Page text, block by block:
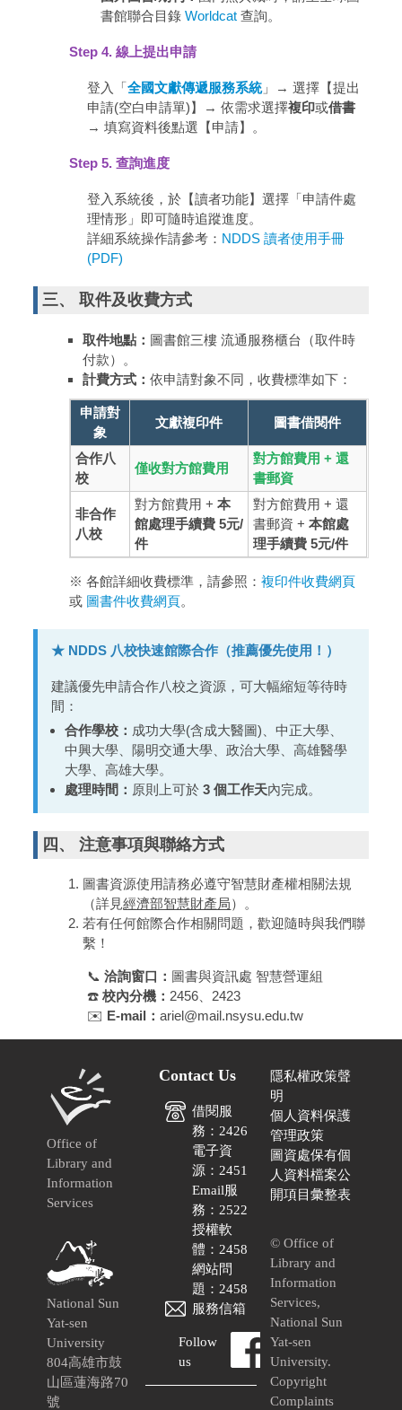
書館聯合目錄Worldcat 查詢。
Step 4. 線上提出申請
登入「全國文獻傳遞服務系統」→ 選擇【提出
申請(空白申請單)】→ 依需求選擇複印或借書
→ 填寫資料後點選【申請】。
Step 5. 查詢進度
登入系統後，於【讀者功能】選擇「申請件處
理情形」即可隨時追蹤進度。
詳細系統操作請參考： NDDS 讀者使用手冊
(PDF)
三、 取件及收費方式
取件地點： 圖書館三樓 流通服務櫃台（取件時
付款）。
計費方式：依申請對象不同，收費標準如下：
申請對
象
文獻複印件 圖書借閱件
合作八
校
僅收對方館費用
對方館費用 + 還
書郵資
非合作
八校
對方館費用 +本
館處理手續費 5元/
件
對方館費用 + 還
書郵資 +本館處
理手續費 5元/件
※ 各館詳細收費標準，請參照：複印件收費網頁
或 圖書件收費網頁。
★ NDDS 八校快速館際合作（推薦優先使用！）
建議優先申請合作八校之資源，可大幅縮短等待時
間：
合作學校： 成功大學(含成大醫圖)、中正大學、
中興大學、陽明交通大學、政治大學、高雄醫學
大學、高雄大學。
處理時間： 原則上可於3 個工作天內完成。
四、 注意事項與聯絡方式
圖書資源使用請務必遵守智慧財產權相關法規
（詳見經濟部智慧財產局）。
若有任何館際合作相關問題，歡迎隨時與我們聯
繫！
📞洽詢窗口： 圖書與資訊處 智慧營運組
☎️校內分機： 2456、2423
✉️ E-mail：ariel@mail.nsysu.edu.tw
Office of
Library and
Information
Services
National Sun
Yat-sen
University
804高雄市鼓
山區蓮海路70
號
Contact Us
借閱服
務：2426
電子資
源：2451
Email服
務：2522
授權軟
體：2458
網站問
題：2458
服務信箱
Follow
us
隱私權政策聲
明
個人資料保護
管理政策
圖資處保有個
人資料檔案公
開項目彙整表
© Office of
Library and
Information
Services,
National Sun
Yat-sen
University.
Copyright
Complaints